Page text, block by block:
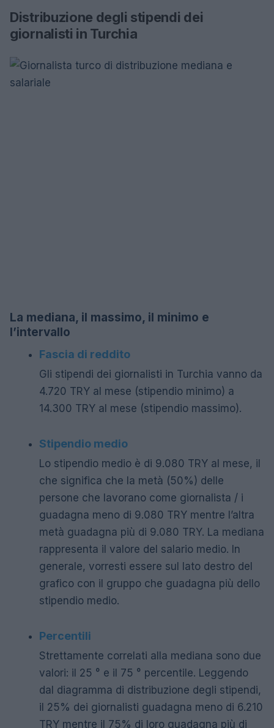
Distribuzione degli stipendi dei
giornalisti in Turchia
La mediana, il massimo, il minimo e
l’intervallo
Fascia di reddito
Gli stipendi dei giornalisti in Turchia vanno da
4.720 TRY al mese (stipendio minimo) a
14.300 TRY al mese (stipendio massimo).
Stipendio medio
Lo stipendio medio è di 9.080 TRY al mese, il
che significa che la metà (50%) delle
persone che lavorano come giornalista / i
guadagna meno di 9.080 TRY mentre l’altra
metà guadagna più di 9.080 TRY. La mediana
rappresenta il valore del salario medio. In
generale, vorresti essere sul lato destro del
grafico con il gruppo che guadagna più dello
stipendio medio.
Percentili
Strettamente correlati alla mediana sono due
valori: il 25 ° e il 75 ° percentile. Leggendo
dal diagramma di distribuzione degli stipendi,
il 25% dei giornalisti guadagna meno di 6.210
TRY mentre il 75% di loro guadagna più di